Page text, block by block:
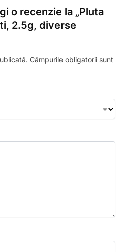
o recenzie la „Pluta
2.5g, diverse
Câmpurile obligatorii sunt